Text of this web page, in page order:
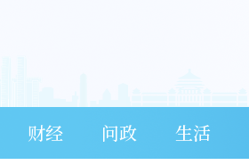
财经 问政 生活